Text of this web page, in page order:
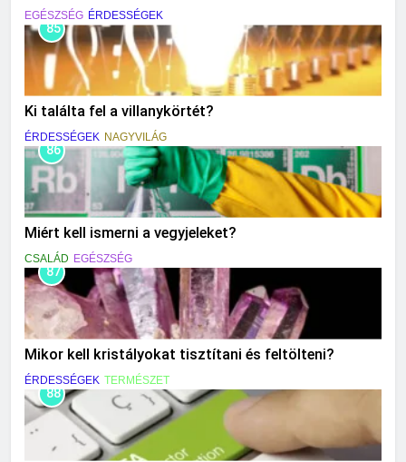
EGÉSZSÉG ÉRDESSÉGEK
85
Ki találta fel a villanykörtét?
ÉRDESSÉGEK NAGYVILÁG
86
Miért kell ismerni a vegyjeleket?
CSALÁD EGÉSZSÉG
87
Mikor kell kristályokat tisztítani és feltölteni?
ÉRDESSÉGEK TERMÉSZET
88